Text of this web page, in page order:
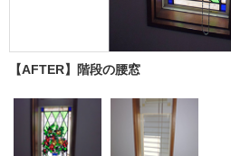
【AFTER】階段の腰窓